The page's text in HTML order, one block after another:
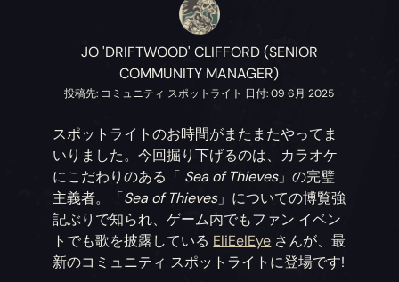
JO 'DRIFTWOOD' CLIFFORD (SENIOR
COMMUNITY MANAGER)
投稿先: コミュニティ スポットライト 日付: 09 6月 2025
スポットライトのお時間がまたまたやってま
いりました。今回掘り下げるのは、カラオケ
にこだわりのある「 Sea of Thieves」の完璧
主義者。「Sea of Thieves」についての博覧強
記ぶりで知られ、ゲーム内でもファン イベン
トでも歌を披露している EliEelEye さんが、最
新のコミュニティ スポットライトに登場です!